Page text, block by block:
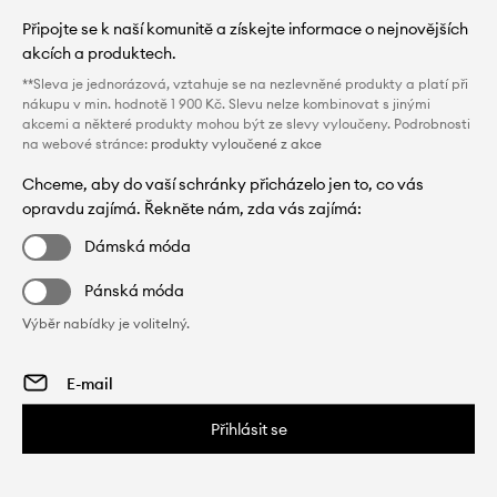
Připojte se k naší komunitě a získejte informace o nejnovějších
akcích a produktech.
**Sleva je jednorázová, vztahuje se na nezlevněné produkty a platí při
nákupu v min. hodnotě 1 900 Kč. Slevu nelze kombinovat s jinými
akcemi a některé produkty mohou být ze slevy vyloučeny. Podrobnosti
na webové stránce: produkty vyloučené z akce
Chceme, aby do vaší schránky přicházelo jen to, co vás
opravdu zajímá. Řekněte nám, zda vás zajímá:
Dámská móda
Pánská móda
Výběr nabídky je volitelný.
Přihlásit se